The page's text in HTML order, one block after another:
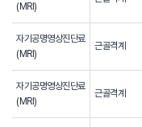
(MRI)
자기공명영상진단료
(MRI)
근골격계
자기공명영상진단료
(MRI)
근골격계